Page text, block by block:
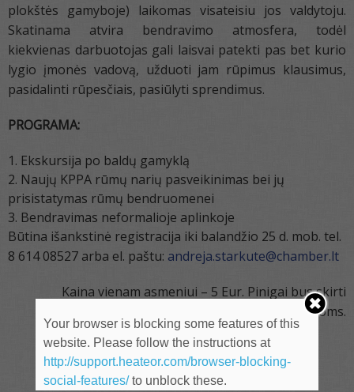
plokštės gamyboje) laikomas visateisiu jos valdytoju.
Skatinama atvira bendravimo atmosfera, todėl
kiekvienas darbuotojas gali laisvai patekti pas bet kurio
lygio įmonės vadovą, užduoti jam rūpimus klausimus,
pasidalinti rūpesčiais, pasiūlyti sprendimus.
PROGRAMA:
Ekskursija po baldų gamyklą
Naujų KPPA rūmų narių pasveikinimas bei jų
prisistatymas rūmų bendruomenei
Bendravimas neformalioje aplinkoje
Būtina išankstinė registracija iki balandžio 25 d. mob. tel.
8 614 08527 arba el. paštu: andreja.starkute@chamber.lt
Kaina vienam asmeniui – 5 Eur. Pinigai bus skirti
transporto išlaidoms.
Nauji KPPA rūmų nariai
Your browser is blocking some features of this
website. Please follow the instructions at
http://support.heateor.com/browser-blocking-
social-features/to unblock these.